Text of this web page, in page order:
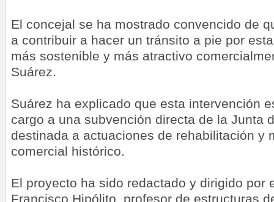
El concejal se ha mostrado convencido de
a contribuir a hacer un tránsito a pie por
más sostenible y más atractivo
Suárez.
Suárez ha explicado que esta intervención
cargo a una subvención directa de la Junta
destinada a actuaciones de rehabilitación y
comercial histórico.
El proyecto ha sido redactado y dirigido por
Francisco Hipólito, profesor de estructuras